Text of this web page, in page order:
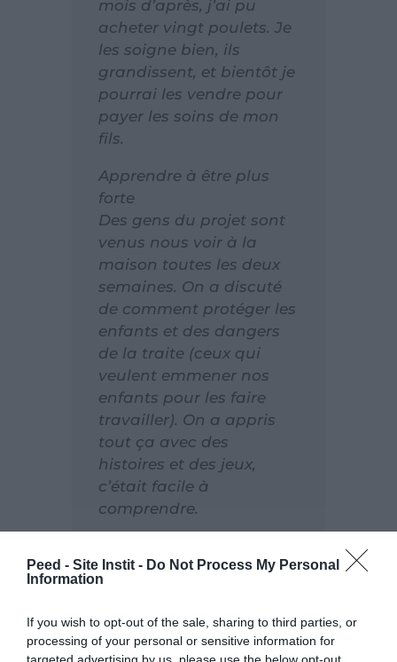
Peed - Site Instit - Do Not Process My Personal
Information
If you wish to opt-out of the sale, sharing to third parties, or
processing of your personal or sensitive information for
mois d’après, j’ai pu
acheter vingt poulets. Je
les soigne bien, ils
grandissent, et bientôt je
pourrai les vendre pour
payer les soins de mon
fils.
Apprendre à être plus
forte
Des gens du projet sont
venus nous voir à la
maison toutes les deux
semaines. On a discuté
de comment protéger les
enfants et des dangers
de la traite (ceux qui
veulent emmener nos
enfants pour les faire
travailler). On a appris
tout ça avec des
histoires et des jeux,
c’était facile à
comprendre.
moins seule. J’ai encore
beaucoup de frais pour
petit élevage qui
commence. Je sais